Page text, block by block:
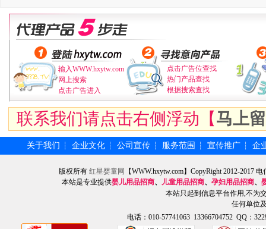
输入WWW.hxytw.com
网上搜索
点击广告进入
点击广告位查找
热门产品查找
根据搜索查找
联系我们请点击右侧浮动【马上
关于我们 ┆ 企业文化 ┆ 公司宣传 ┆ 服务范围 ┆ 宣传推广 ┆ 企
版权所有 红星婴童网
【WWW.hxytw.com】CopyRight 2012-2017
本站是专业提供婴儿用品招商、 儿童用品招商、 孕妇用品招商、
本站只起到信息平台作用,不为
任何单位
电话：010-57741063 13366704752 QQ：